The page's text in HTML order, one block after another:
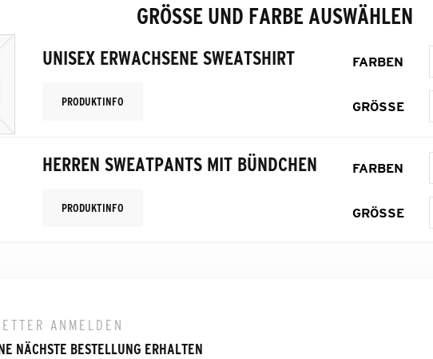
GRÖSSE UND FARBE AUSWÄHLEN
UNISEX ERWACHSENE SWEATSHIRT
PRODUKTINFO
FARBEN
GRÖSSE
HERREN SWEATPANTS MIT BÜNDCHEN
PRODUKTINFO
FARBEN
GRÖSSE
ANMELDEN
NÄCHSTE BESTELLUNG ERHALTEN